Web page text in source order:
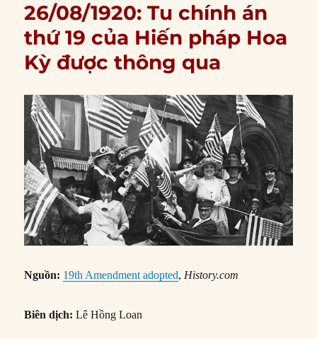
26/08/1920: Tu chính án
thứ 19 của Hiến pháp Hoa
Kỳ được thông qua
Nguồn: 19th Amendment adopted, History.com
Biên dịch: Lê Hồng Loan